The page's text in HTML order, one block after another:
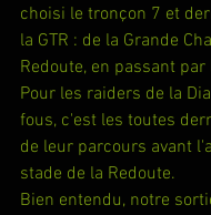
choisi le tronçon 7 et
la GTR : de la Grande
Redoute, en passant par
Pour les raiders de la
fous, c'est les toutes
de leur parcours avant
stade de la Redoute.
Bien entendu, notre